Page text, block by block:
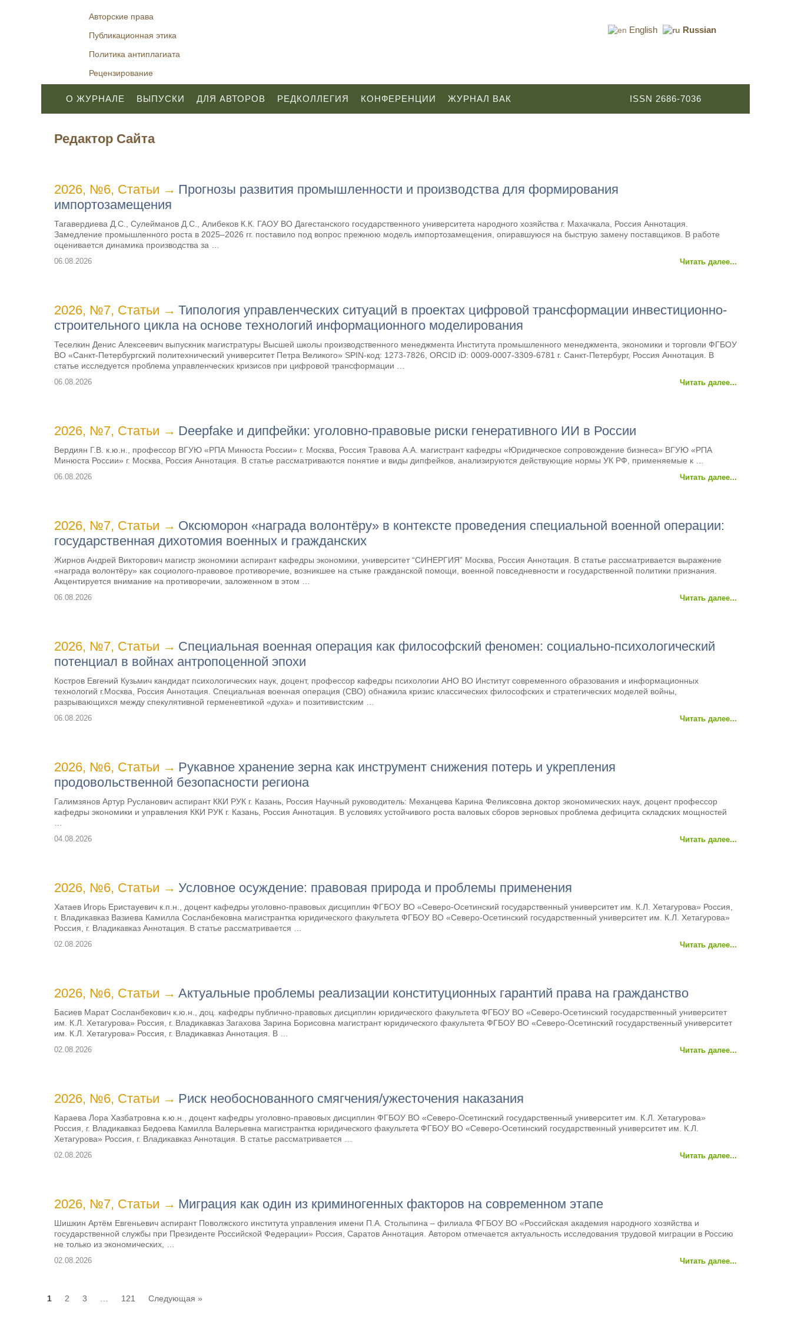
Авторские права
Публикационная этика
Политика антиплагиата
Рецензирование
English Russian
ISSN 2686-7036
О ЖУРНАЛЕ ВЫПУСКИ ДЛЯ АВТОРОВ РЕДКОЛЛЕГИЯ КОНФЕРЕНЦИИ ЖУРНАЛ ВАК
Редактор Сайта
2026, №6, Статьи → Прогнозы развития промышленности и производства для формирования
импортозамещения
Тагавердиева Д.С., Сулейманов Д.С., Алибеков К.К. ГАОУ ВО Дагестанского государственного университета народного хозяйства г. Махачкала, Россия Аннотация.
Замедление промышленного роста в 2025–2026 гг. поставило под вопрос прежнюю модель импортозамещения, опиравшуюся на быструю замену поставщиков. В работе
оценивается динамика производства за …
06.08.2026 Читать далее...
2026, №7, Статьи → Типология управленческих ситуаций в проектах цифровой трансформации инвестиционно-
строительного цикла на основе технологий информационного моделирования
Теселкин Денис Алексеевич выпускник магистратуры Высшей школы производственного менеджмента Института промышленного менеджмента, экономики и торговли ФГБОУ
ВО «Санкт-Петербургский политехнический университет Петра Великого» SPIN-код: 1273-7826, ORCID iD: 0009-0007-3309-6781 г. Санкт-Петербург, Россия Аннотация. В
статье исследуется проблема управленческих кризисов при цифровой трансформации …
06.08.2026 Читать далее...
2026, №7, Статьи → Deepfake и дипфейки: уголовно-правовые риски генеративного ИИ в России
Вердиян Г.В. к.ю.н., профессор ВГУЮ «РПА Минюста России» г. Москва, Россия Травова А.А. магистрант кафедры «Юридическое сопровождение бизнеса» ВГУЮ «РПА
Минюста России» г. Москва, Россия Аннотация. В статье рассматриваются понятие и виды дипфейков, анализируются действующие нормы УК РФ, применяемые к …
06.08.2026 Читать далее...
2026, №7, Статьи → Оксюморон «награда волонтёру» в контексте проведения специальной военной операции:
государственная дихотомия военных и гражданских
Жирнов Андрей Викторович магистр экономики аспирант кафедры экономики, университет “СИНЕРГИЯ” Москва, Россия Аннотация. В статье рассматривается выражение
«награда волонтёру» как социолого-правовое противоречие, возникшее на стыке гражданской помощи, военной повседневности и государственной политики признания.
Акцентируется внимание на противоречии, заложенном в этом …
06.08.2026 Читать далее...
2026, №7, Статьи → Специальная военная операция как философский феномен: социально-психологический
потенциал в войнах антропоценной эпохи
Костров Евгений Кузьмич кандидат психологических наук, доцент, профессор кафедры психологии АНО ВО Институт современного образования и информационных
технологий г.Москва, Россия Аннотация. Специальная военная операция (СВО) обнажила кризис классических философских и стратегических моделей войны,
разрывающихся между спекулятивной герменевтикой «духа» и позитивистским …
06.08.2026 Читать далее...
2026, №6, Статьи → Рукавное хранение зерна как инструмент снижения потерь и укрепления
продовольственной безопасности региона
Галимзянов Артур Русланович аспирант ККИ РУК г. Казань, Россия Научный руководитель: Механцева Карина Феликсовна доктор экономических наук, доцент профессор
кафедры экономики и управления ККИ РУК г. Казань, Россия Аннотация. В условиях устойчивого роста валовых сборов зерновых проблема дефицита складских мощностей
04.08.2026 Читать далее...
2026, №6, Статьи → Условное осуждение: правовая природа и проблемы применения
Хатаев Игорь Еристауевич к.п.н., доцент кафедры уголовно-правовых дисциплин ФГБОУ ВО «Северо-Осетинский государственный университет им. К.Л. Хетагурова» Россия,
г. Владикавказ Вазиева Камилла Сосланбековна магистрантка юридического факультета ФГБОУ ВО «Северо-Осетинский государственный университет им. К.Л. Хетагурова»
Россия, г. Владикавказ Аннотация. В статье рассматривается …
02.08.2026 Читать далее...
2026, №6, Статьи → Актуальные проблемы реализации конституционных гарантий права на гражданство
Басиев Марат Сосланбекович к.ю.н., доц. кафедры публично-правовых дисциплин юридического факультета ФГБОУ ВО «Северо-Осетинский государственный университет
им. К.Л. Хетагурова» Россия, г. Владикавказ Загахова Зарина Борисовна магистрант юридического факультета ФГБОУ ВО «Северо-Осетинский государственный университет
им. К.Л. Хетагурова» Россия, г. Владикавказ Аннотация. В …
02.08.2026 Читать далее...
2026, №6, Статьи → Риск необоснованного смягчения/ужесточения наказания
Караева Лора Хазбатровна к.ю.н., доцент кафедры уголовно-правовых дисциплин ФГБОУ ВО «Северо-Осетинский государственный университет им. К.Л. Хетагурова»
Россия, г. Владикавказ Бедоева Камилла Валерьевна магистрантка юридического факультета ФГБОУ ВО «Северо-Осетинский государственный университет им. К.Л.
Хетагурова» Россия, г. Владикавказ Аннотация. В статье рассматривается …
02.08.2026 Читать далее...
2026, №7, Статьи → Миграция как один из криминогенных факторов на современном этапе
Шишкин Артём Евгеньевич аспирант Поволжского института управления имени П.А. Столыпина – филиала ФГБОУ ВО «Российская академия народного хозяйства и
государственной службы при Президенте Российской Федерации» Россия, Саратов Аннотация. Автором отмечается актуальность исследования трудовой миграции в Россию
не только из экономических, …
02.08.2026 Читать далее...
1 2 3 121 Следующая »